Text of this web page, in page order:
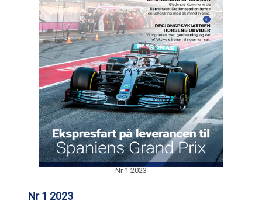
Nr 1 2023
Nr 1 2023